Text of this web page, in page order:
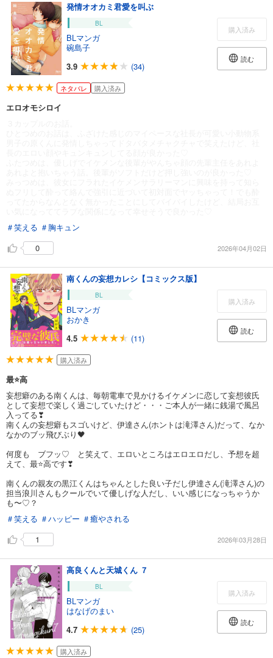
発情オオカミ君愛を叫ぶ
BL
BLマンガ
碗島子
3.9
(34)
購入済み
読む
ネタバレ 購入済み
エロオモシロイ
＃笑える ＃胸キュン
0
2026年04月02日
南くんの妄想カレシ【コミックス版】
BL
BLマンガ
おかき
4.5
(11)
購入済み
読む
購入済み
最⭐️高
妄想癖のある南くんは、毎朝電車で見かけるイケメンに恋して妄想彼氏
として妄想で楽しく過ごしていたけど・・・ご本人が一緒に銭湯で風呂
入ってる❣
南くんの妄想癖もスゴいけど、伊達さん(ホントは滝澤さん)だって、なか
なかのブッ飛びぶり🖤
何度も ブフッ♡ と笑えて、エロいところはエロエロだし、予想を超
えて、最⭐️高です❣
南くんの親友の黒江くんはちゃんとした良い子だし伊達さん(滝澤さん)の
担当浪川さんもクールでいて優しげな人だし、いい感じになっちゃうか
も〜♡？
＃笑える ＃ハッピー ＃癒やされる
1
2026年03月28日
高良くんと天城くん ７
BL
BLマンガ
はなげのまい
4.7
(25)
購入済み
読む
購入済み